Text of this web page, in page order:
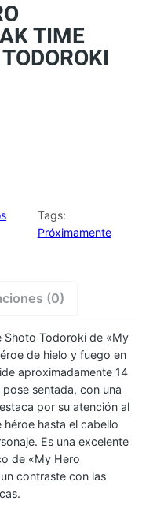
TIME
Tags:
Próximamente
(0)
Shoto Todoroki de «My
de hielo y fuego en
aproximadamente 14
sentada, con una
por su atención al
hasta el cabello
Es una excelente
de «My Hero
contraste con las